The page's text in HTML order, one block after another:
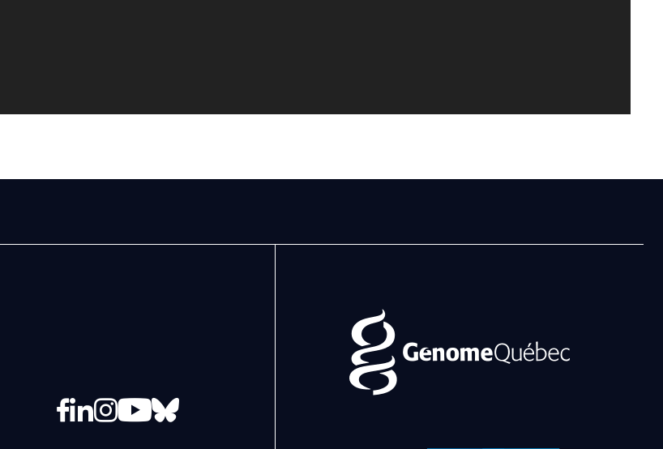
Facebook
LinkedIn
Instagram
YouTube
Bluesky